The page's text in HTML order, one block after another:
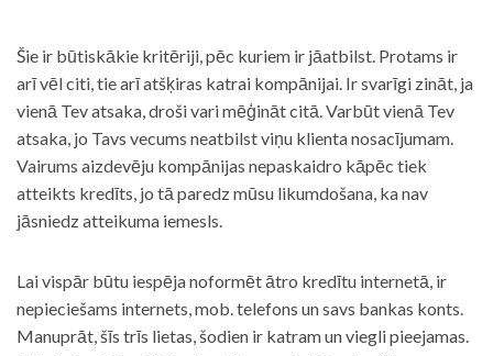
Šie ir būtiskākie kritēriji, pēc kuriem ir jāatbilst. Protams ir
arī vēl citi, tie arī atšķiras katrai kompānijai. Ir svarīgi zināt, ja
vienā Tev atsaka, droši vari mēģināt citā. Varbūt vienā Tev
atsaka, jo Tavs vecums neatbilst viņu klienta nosacījumam.
Vairums aizdevēju kompānijas nepaskaidro kāpēc tiek
atteikts kredīts, jo tā paredz mūsu likumdošana, ka nav
jāsniedz atteikuma iemesls.
Lai vispār būtu iespēja noformēt ātro kredītu internetā, ir
nepieciešams internets, mob. telefons un savs bankas konts.
Manuprāt, šīs trīs lietas, šodien ir katram un viegli pieejamas.